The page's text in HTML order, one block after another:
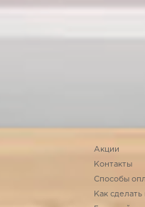
Акции
Контакты
Способы
Как сделать